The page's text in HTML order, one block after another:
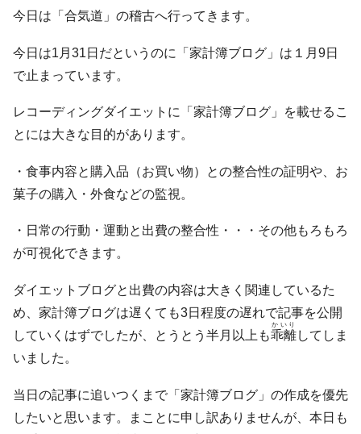
今日は「合気道」の稽古へ行ってきます。
今日は1月31日だというのに「家計簿ブログ」は１月9日
で止まっています。
レコーディングダイエットに「家計簿ブログ」を載せるこ
とには大きな目的があります。
・食事内容と購入品（お買い物）との整合性の証明や、お
菓子の購入・外食などの監視。
・日常の行動・運動と出費の整合性・・・その他もろもろ
が可視化できます。
ダイエットブログと出費の内容は大きく関連しているた
め、家計簿ブログは遅くても3日程度の遅れで記事を公開
していくはずでしたが、とうとう半月以上も乖離
かいり
してしま
いました。
当日の記事に追いつくまで「家計簿ブログ」の作成を優先
したいと思います。まことに申し訳ありませんが、本日も